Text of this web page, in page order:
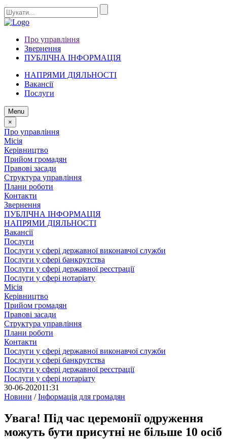
Про управління
Звернення
ПУБЛІЧНА ІНФОРМАЦІЯ
НАПРЯМИ ДІЯЛЬНОСТІ
Вакансії
Послуги
Menu
×
Про управління
Місія
Керівництво
Прийом громадян
Правові засади
Структура управління
Плани роботи
Контакти
Звернення
ПУБЛІЧНА ІНФОРМАЦІЯ
НАПРЯМИ ДІЯЛЬНОСТІ
Вакансії
Послуги
Послуги у сфері державної виконавчої служби
Послуги у сфері банкрутства
Послуги у сфері державної реєстрації
Послуги у сфері нотаріату
Місія
Керівництво
Прийом громадян
Правові засади
Структура управління
Плани роботи
Контакти
Послуги у сфері державної виконавчої служби
Послуги у сфері банкрутства
Послуги у сфері державної реєстрації
Послуги у сфері нотаріату
30-06-202011:31
Новини /Інформація для громадян
Увага! Під час церемонії одруження
можуть бути присутні не більше 10 осіб